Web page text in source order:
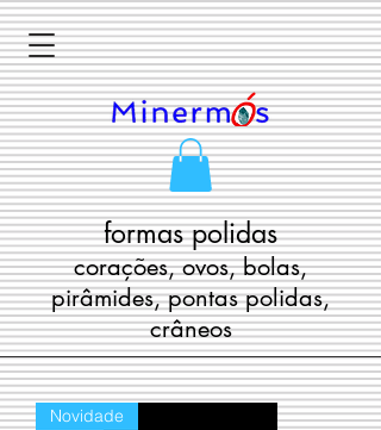
formas polidas
corações, ovos, bolas,
pirâmides, pontas polidas,
crâneos
Novidade